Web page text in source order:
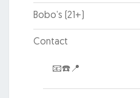
Bobo’s (21+)
Contact
📧☎️📍